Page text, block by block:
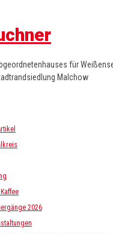
für
Malchow
2026